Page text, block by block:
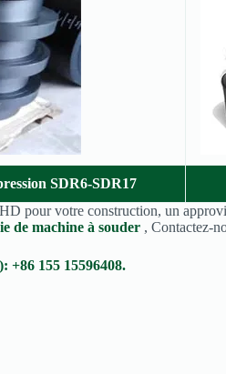
SDR6-SDR17
pour votre construction, un
de machine à souder , Contactez-
+86 155 15596408.